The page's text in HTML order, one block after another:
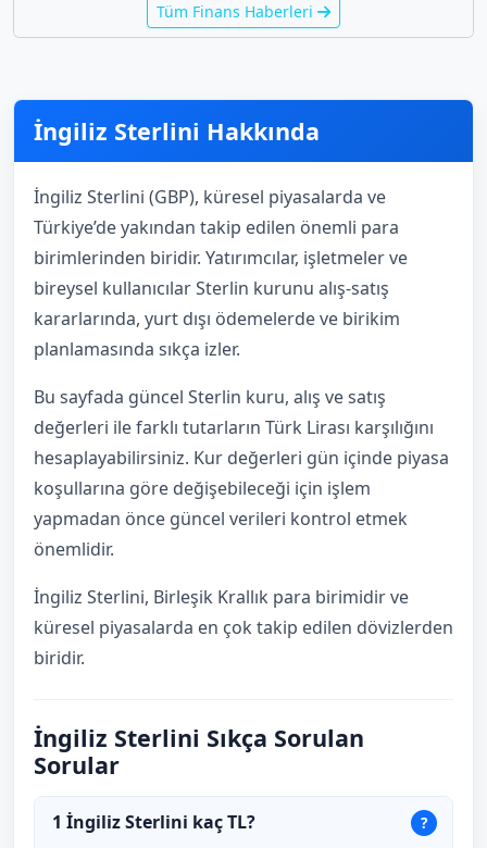
Tüm Finans Haberleri
İngiliz Sterlini Hakkında
İngiliz Sterlini (GBP), küresel piyasalarda ve
Türkiye’de yakından takip edilen önemli para
birimlerinden biridir. Yatırımcılar, işletmeler ve
bireysel kullanıcılar Sterlin kurunu alış-satış
kararlarında, yurt dışı ödemelerde ve birikim
planlamasında sıkça izler.
Bu sayfada güncel Sterlin kuru, alış ve satış
değerleri ile farklı tutarların Türk Lirası karşılığını
hesaplayabilirsiniz. Kur değerleri gün içinde piyasa
koşullarına göre değişebileceği için işlem
yapmadan önce güncel verileri kontrol etmek
önemlidir.
İngiliz Sterlini, Birleşik Krallık para birimidir ve
küresel piyasalarda en çok takip edilen dövizlerden
biridir.
İngiliz Sterlini Sıkça Sorulan
Sorular
1 İngiliz Sterlini kaç TL?